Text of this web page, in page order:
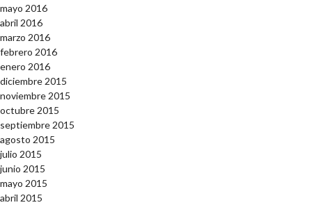
mayo 2016
abril 2016
marzo 2016
febrero 2016
enero 2016
diciembre 2015
noviembre 2015
octubre 2015
septiembre 2015
agosto 2015
julio 2015
junio 2015
mayo 2015
abril 2015